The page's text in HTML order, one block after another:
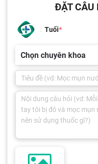
ĐẶT CÂU
Tuổi
Chọn chuyên khoa